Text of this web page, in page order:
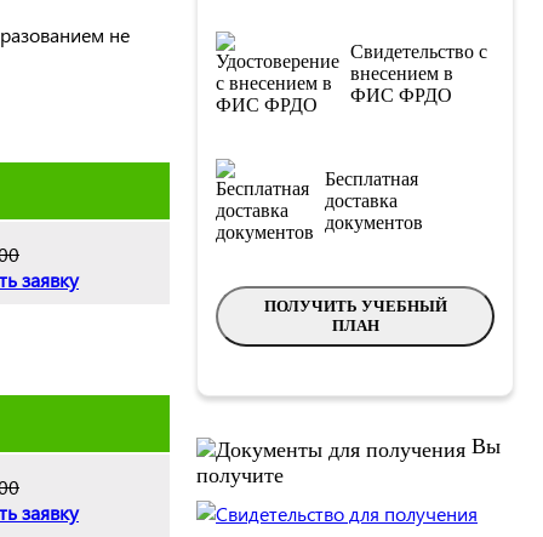
не
заявку
заявку
Свидетельство с
внесением в
ФИС ФРДО
Бесплатная
доставка
документов
ПОЛУЧИТЬ УЧЕБНЫЙ
ПЛАН
Вы
получите